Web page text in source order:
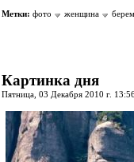
Метки: фото женщина
Картинка дня
Пятница, 03 Декабря 2010 г.